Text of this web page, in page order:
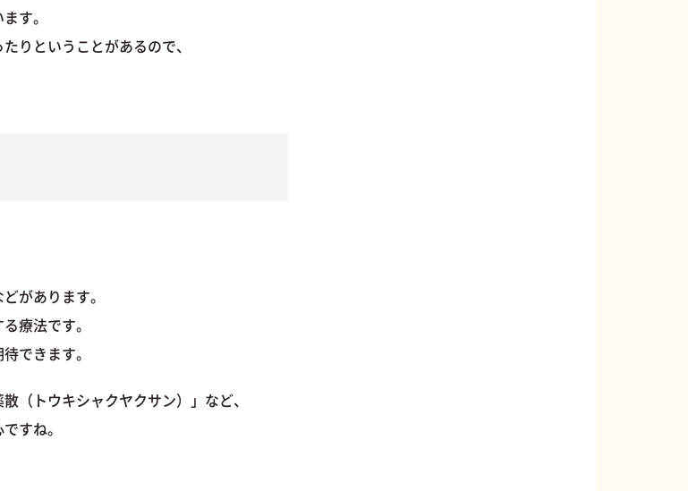
す。
りということがあるので、
があります。
療法です。
できます。
（トウキシャクヤクサン）」など、
すね。